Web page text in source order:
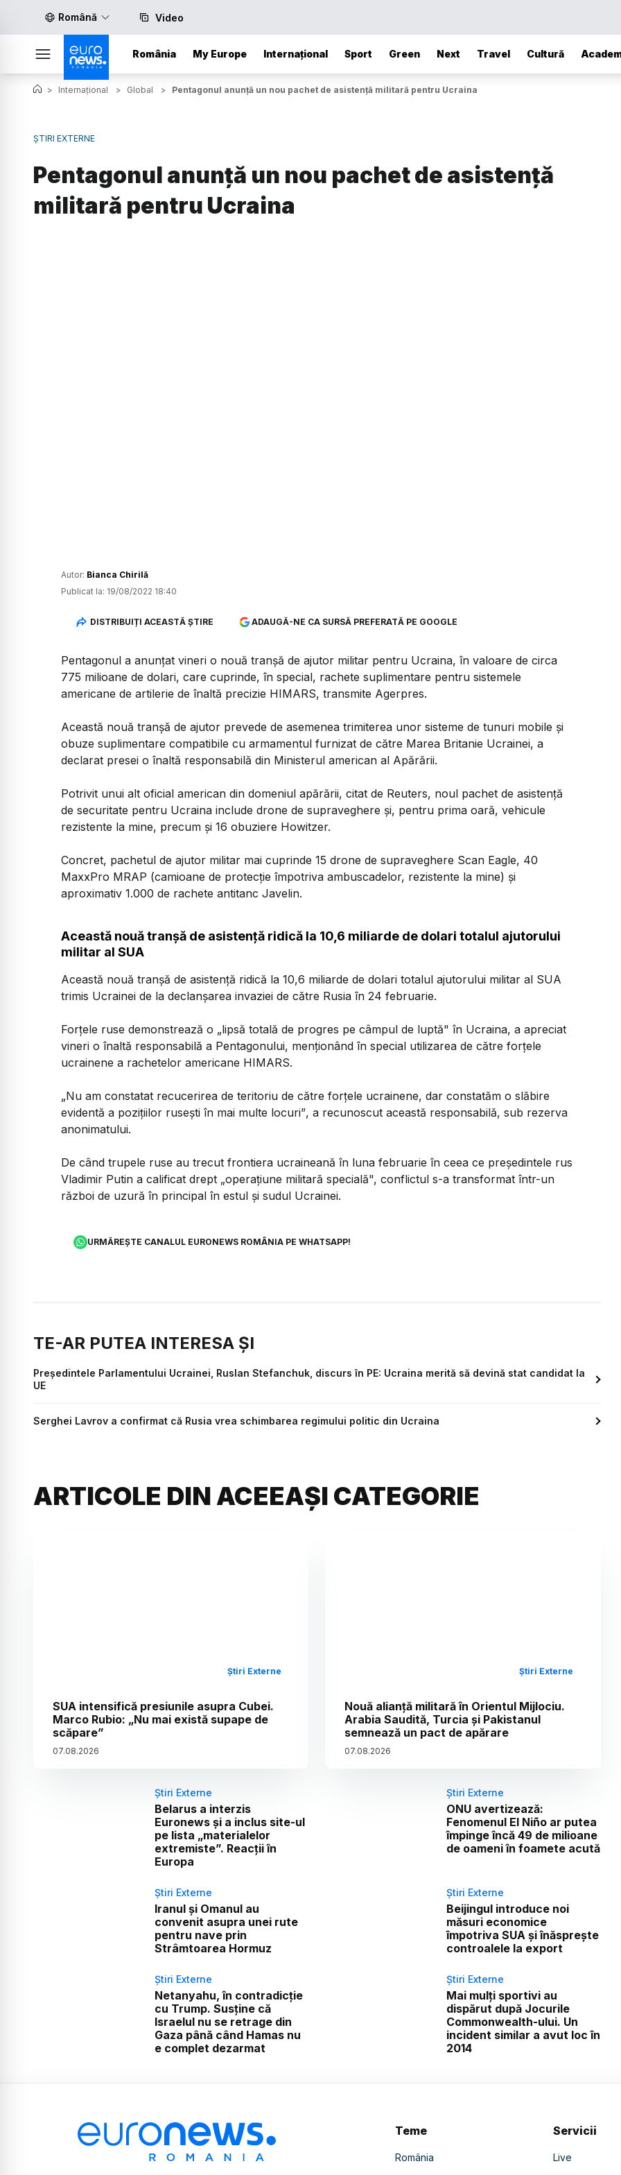
Română Video
România My Europe Internațional Sport Green Next Travel Cultură
> Internațional > Global > Pentagonul anunţă un nou pachet de asistenţă militară pentru Ucraina
ȘTIRI EXTERNE
Pentagonul anunţă un nou pachet de asistenţă
militară pentru Ucraina
Autor: Bianca Chirilă
Publicat la: 19/08/2022 18:40
DISTRIBUIȚI ACEASTĂ ȘTIRE ADAUGĂ-NE CA SURSĂ PREFERATĂ PE GOOGLE
Pentagonul a anunţat vineri o nouă tranşă de ajutor militar pentru Ucraina, în valoare de circa
775 milioane de dolari, care cuprinde, în special, rachete suplimentare pentru sistemele
americane de artilerie de înaltă precizie HIMARS, transmite Agerpres.
Această nouă tranşă de ajutor prevede de asemenea trimiterea unor sisteme de tunuri mobile şi
obuze suplimentare compatibile cu armamentul furnizat de către Marea Britanie Ucrainei, a
declarat presei o înaltă responsabilă din Ministerul american al Apărării.
Potrivit unui alt oficial american din domeniul apărării, citat de Reuters, noul pachet de asistenţă
de securitate pentru Ucraina include drone de supraveghere şi, pentru prima oară, vehicule
rezistente la mine, precum şi 16 obuziere Howitzer.
Concret, pachetul de ajutor militar mai cuprinde 15 drone de supraveghere Scan Eagle, 40
MaxxPro MRAP (camioane de protecţie împotriva ambuscadelor, rezistente la mine) şi
aproximativ 1.000 de rachete antitanc Javelin.
Această nouă tranşă de asistenţă ridică la 10,6 miliarde de dolari totalul ajutorului
militar al SUA
Această nouă tranşă de asistenţă ridică la 10,6 miliarde de dolari totalul ajutorului militar al SUA
trimis Ucrainei de la declanşarea invaziei de către Rusia în 24 februarie.
Forţele ruse demonstrează o „lipsă totală de progres pe câmpul de luptă" în Ucraina, a apreciat
vineri o înaltă responsabilă a Pentagonului, menţionând în special utilizarea de către forţele
ucrainene a rachetelor americane HIMARS.
„Nu am constatat recucerirea de teritoriu de către forţele ucrainene, dar constatăm o slăbire
evidentă a poziţiilor ruseşti în mai multe locuri”, a recunoscut această responsabilă, sub rezerva
anonimatului.
De când trupele ruse au trecut frontiera ucraineană în luna februarie în ceea ce preşedintele rus
Vladimir Putin a calificat drept „operaţiune militară specială", conflictul s-a transformat într-un
război de uzură în principal în estul şi sudul Ucrainei.
URMĂREȘTE CANALUL EURONEWS ROMÂNIA PE WHATSAPP!
TE-AR PUTEA INTERESA ȘI
Președintele Parlamentului Ucrainei, Ruslan Stefanchuk, discurs în PE: Ucraina merită să devină stat candidat la
UE
Serghei Lavrov a confirmat că Rusia vrea schimbarea regimului politic din Ucraina
ARTICOLE DIN ACEEAȘI CATEGORIE
Știri Externe
SUA intensifică presiunile asupra Cubei.
Marco Rubio: „Nu mai există supape de
scăpare”
07.08.2026
Știri Externe
Nouă alianță militară în Orientul Mijlociu.
Arabia Saudită, Turcia și Pakistanul
semnează un pact de apărare
07.08.2026
Știri Externe
Belarus a interzis
Euronews și a inclus site-ul
pe lista „materialelor
extremiste”. Reacții în
Europa
Știri Externe
ONU avertizează:
Fenomenul El Niño ar putea
împinge încă 49 de milioane
de oameni în foamete acută
Știri Externe
Iranul și Omanul au
convenit asupra unei rute
pentru nave prin
Strâmtoarea Hormuz
Știri Externe
Beijingul introduce noi
măsuri economice
împotriva SUA și înăsprește
controalele la export
Știri Externe
Netanyahu, în contradicție
cu Trump. Susține că
Israelul nu se retrage din
Gaza până când Hamas nu
e complet dezarmat
Știri Externe
Mai mulți sportivi au
dispărut după Jocurile
Commonwealth-ului. Un
incident similar a avut loc în
2014
Teme
România
Servicii
Live